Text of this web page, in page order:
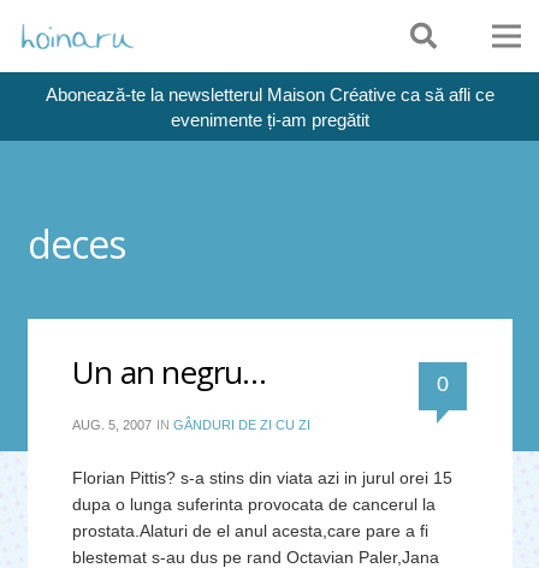
Abonează-te la newsletterul Maison Créative ca să afli ce
evenimente ți-am pregătit
deces
Un an negru… 0
AUG. 5, 2007 IN GÂNDURI DE ZI CU ZI
Florian Pittis? s-a stins din viata azi in jurul orei 15
dupa o lunga suferinta provocata de cancerul la
prostata.Alaturi de el anul acesta,care pare a fi
blestemat s-au dus pe rand Octavian Paler,Jana